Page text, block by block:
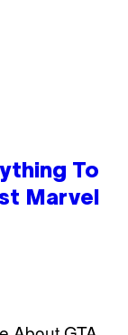
To
Marvel